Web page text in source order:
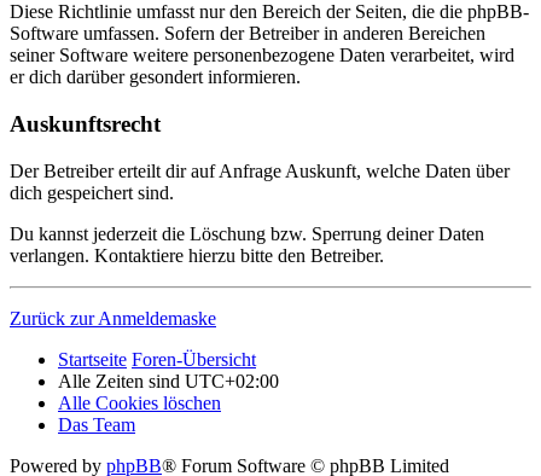
Diese Richtlinie umfasst nur den Bereich der Seiten, die die phpBB-
Software umfassen. Sofern der Betreiber in anderen Bereichen
seiner Software weitere personenbezogene Daten verarbeitet, wird
er dich darüber gesondert informieren.
Auskunftsrecht
Der Betreiber erteilt dir auf Anfrage Auskunft, welche Daten über
dich gespeichert sind.
Du kannst jederzeit die Löschung bzw. Sperrung deiner Daten
verlangen. Kontaktiere hierzu bitte den Betreiber.
Zurück zur Anmeldemaske
Startseite Foren-Übersicht
Alle Zeiten sind UTC+02:00
Alle Cookies löschen
Das Team
Powered by phpBB® Forum Software © phpBB Limited